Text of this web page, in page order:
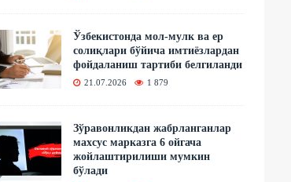
Ўзбекистонда мол-мулк ва ер
солиқлари бўйича имтиёзлардан
фойдаланиш тартиби белгиланди
21.07.2026 1 879
Зўравонликдан жабрланганлар
махсус марказга 6 ойгача
жойлаштирилиши мумкин
бўлади